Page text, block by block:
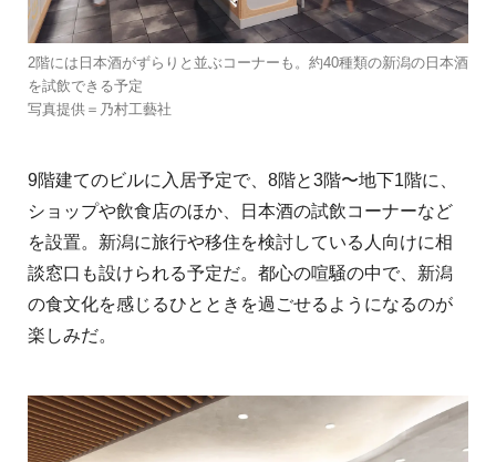
2階には日本酒がずらりと並ぶコーナーも。約40種類の新潟の日本酒
を試飲できる予定
写真提供＝乃村工藝社
9階建てのビルに入居予定で、8階と3階〜地下1階に、
ショップや飲食店のほか、日本酒の試飲コーナーなど
を設置。新潟に旅行や移住を検討している人向けに相
談窓口も設けられる予定だ。都心の喧騒の中で、新潟
の食文化を感じるひとときを過ごせるようになるのが
楽しみだ。